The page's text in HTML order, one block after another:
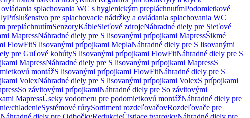
splachovania WC s hygienickým prepláchnutímPodomietkové
Príslušenstvo pre splachovacie nádržky a ovládania splachovania WC
prepláchnutímSenzoryKábleSieťové zdrojeNáhradné diely pre Sieťové
MapressNáhradné diely pre S lisovanými prípojkami MapressŠikmé
FlowFitS lisovanými prípojkami MeplaNáhradné diely pre S lisovanými
pre Guľové kohútyS lisovanými prípojkami FlowFitNáhradné diely pre S
MapressNáhradné diely pre S lisovanými prípojkami MapressS
montážS lisovanými prípojkami FlowFitNáhradné diely pre S
VolexNáhradné diely pre S lisovanými prípojkami VolexS prípojkami
So závitovými prípojkamiNáhradné diely pre So závitovými
MapressÚseky vodomeru pre podomietkovú montážNáhradné diely pre
chladenieSystémové rúrySortiment rozdeľovačovRozdeľovače pre
Náhradné diely pre OdbočkyRedukcieČistiace tvarovkyNáhradné diely pre